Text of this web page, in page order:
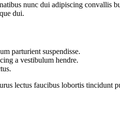
nunc dui adipiscing convallis
dui.
parturient suspendisse.
a vestibulum hendre.
lectus faucibus lobortis